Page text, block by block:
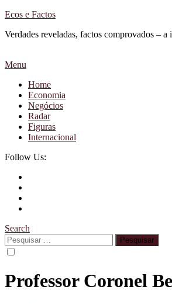
Skip
Content
Ecos e Factos
Verdades reveladas, factos comprovados –
Menu
Home
Economia
Negócios
Radar
Figuras
Internacional
Follow Us:
Search
Pesquisar
por:
Professor Coronel